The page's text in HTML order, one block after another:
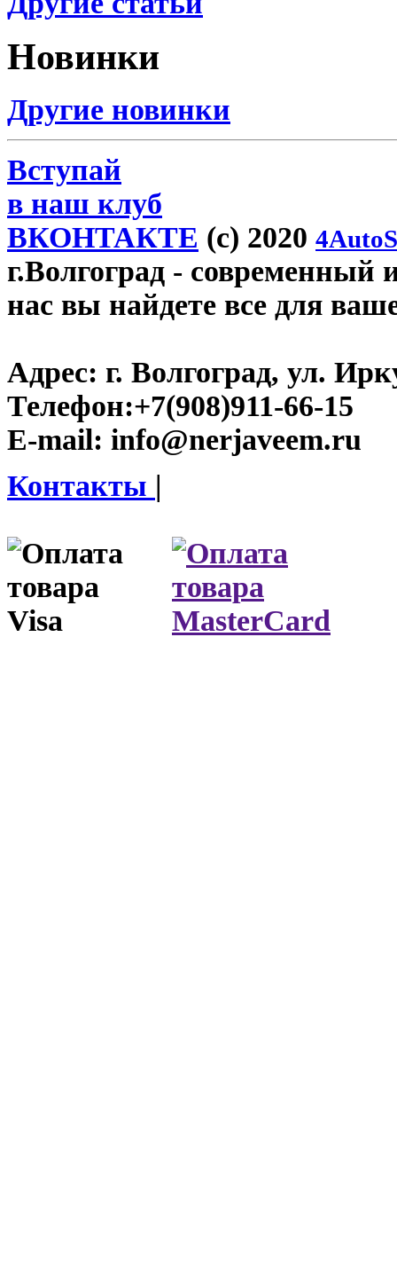
Новинки
Другие новинки
Вступай
в наш клуб
ВКОНТАКТЕ (c) 2020
г.Волгоград - современный
нас вы найдете все для
Адрес: г. Волгоград, ул.
Телефон:+7(908)911-66-15
E-mail: info@nerjaveem.ru
Контакты